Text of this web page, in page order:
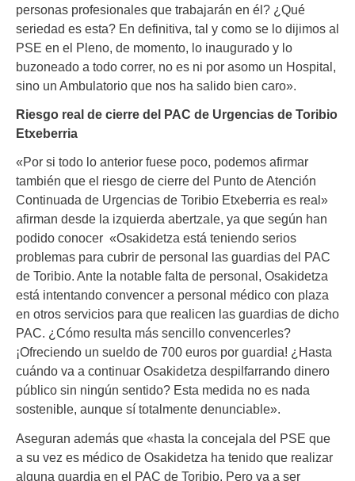
personas profesionales que trabajarán en él? ¿Qué
seriedad es esta? En definitiva, tal y como se lo dijimos al
PSE en el Pleno, de momento, lo inaugurado y lo
buzoneado a todo correr, no es ni por asomo un Hospital,
sino un Ambulatorio que nos ha salido bien caro».
Riesgo real de cierre del PAC de Urgencias de Toribio
Etxeberria
«Por si todo lo anterior fuese poco, podemos afirmar
también que el riesgo de cierre del Punto de Atención
Continuada de Urgencias de Toribio Etxeberria es real»
afirman desde la izquierda abertzale, ya que según han
podido conocer «Osakidetza está teniendo serios
problemas para cubrir de personal las guardias del PAC
de Toribio. Ante la notable falta de personal, Osakidetza
está intentando convencer a personal médico con plaza
en otros servicios para que realicen las guardias de dicho
PAC. ¿Cómo resulta más sencillo convencerles?
¡Ofreciendo un sueldo de 700 euros por guardia! ¿Hasta
cuándo va a continuar Osakidetza despilfarrando dinero
público sin ningún sentido? Esta medida no es nada
sostenible, aunque sí totalmente denunciable».
Aseguran además que «hasta la concejala del PSE que
a su vez es médico de Osakidetza ha tenido que realizar
alguna guardia en el PAC de Toribio. Pero va a ser